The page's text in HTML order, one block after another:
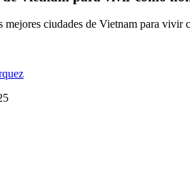
mejores ciudades de Vietnam para